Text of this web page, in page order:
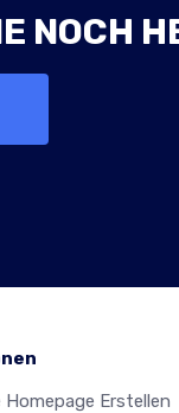
NOCH
Erstellen